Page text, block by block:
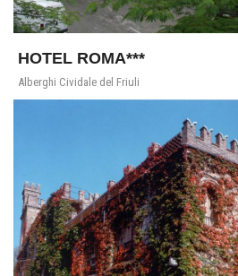
HOTEL ROMA***
Alberghi Cividale del Friuli